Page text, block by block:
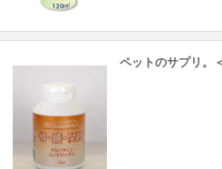
ペットのサプリ。